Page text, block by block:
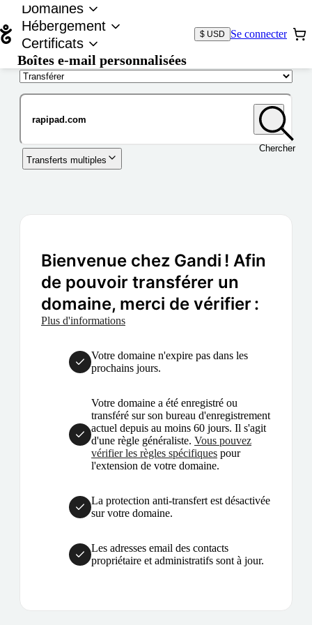
Domaines
Hébergement
Certificats
Boîtes e-mail personnalisées
$ USD Se connecter
Chercher
Transferts multiples
Bienvenue chez Gandi ! Afin
de pouvoir transférer un
domaine, merci de vérifier :
Plus d'informations
Votre domaine n'expire pas dans les
prochains jours.
Votre domaine a été enregistré ou
transféré sur son bureau d'enregistrement
actuel depuis au moins 60 jours. Il s'agit
d'une règle généraliste. Vous pouvez
vérifier les règles spécifiques pour
l'extension de votre domaine.
La protection anti-transfert est désactivée
sur votre domaine.
Les adresses email des contacts
propriétaire et administratifs sont à jour.